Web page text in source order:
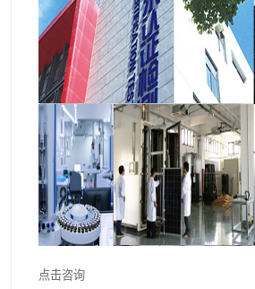
点击咨询